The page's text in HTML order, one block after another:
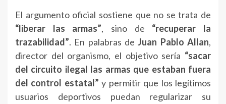
El argumento oficial sostiene que no se trata de
“liberar las armas”, sino de “recuperar la
trazabilidad”. En palabras deJuan Pablo Allan,
director del organismo, el objetivo sería “sacar
del circuito ilegal las armas que estaban fuera
del control estatal” y permitir que los legítimos
usuarios deportivos puedan regularizar su